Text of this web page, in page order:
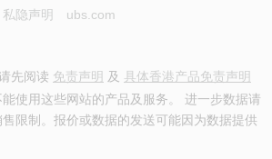
私隐声明 ubs.com
先阅读 免责声明 及 具体香港产品免责声明
使用这些网站的产品及服务。 进一步数据请
限制。报价或数据的发送可能因为数据提供